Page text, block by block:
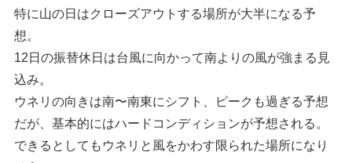
特に山の日はクローズアウトする場所が大半になる予
想。
12日の振替休日は台風に向かって南よりの風が強まる見
込み。
ウネリの向きは南〜南東にシフト、ピークも過ぎる予想
だが、基本的にはハードコンディションが予想される。
できるとしてもウネリと風をかわす限られた場所になり